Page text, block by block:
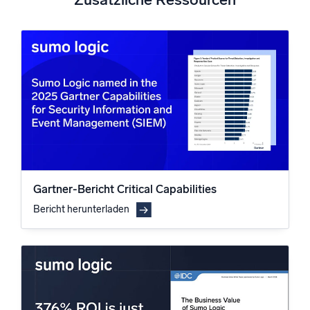
Gartner-Bericht Critical Capabilities
Bericht herunterladen